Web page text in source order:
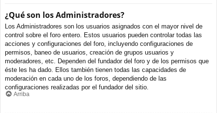
¿Qué son los Administradores?
Los Administradores son los usuarios asignados con el mayor nivel de
control sobre el foro entero. Estos usuarios pueden controlar todas las
acciones y configuraciones del foro, incluyendo configuraciones de
permisos, baneo de usuarios, creación de grupos usuarios y
moderadores, etc. Dependen del fundador del foro y de los permisos que
éste les ha dado. Ellos también tienen todas las capacidades de
moderación en cada uno de los foros, dependiendo de las
configuraciones realizadas por el fundador del sitio.
Arriba